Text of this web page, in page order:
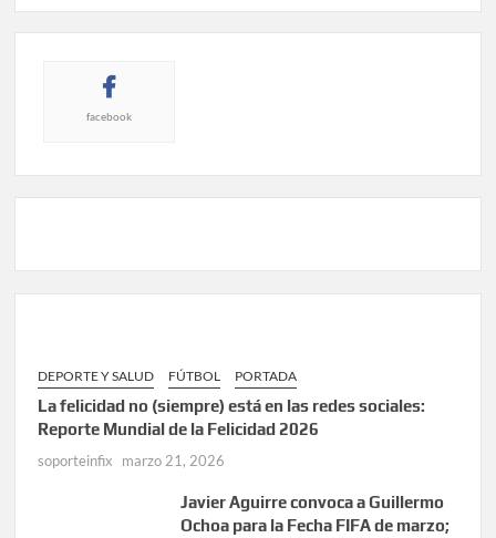
facebook
DEPORTE Y SALUD FÚTBOL PORTADA
La felicidad no (siempre) está en las redes sociales:
Reporte Mundial de la Felicidad 2026
soporteinfix marzo 21, 2026
Javier Aguirre convoca a Guillermo
Ochoa para la Fecha FIFA de marzo;